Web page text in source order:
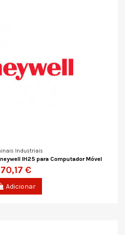
Industriais
IH25 para Computador Móvel
70,17 €
Adicionar